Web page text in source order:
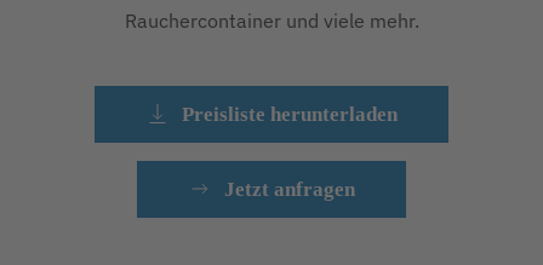
Rauchercontainer und viele mehr.
Preisliste herunterladen
Jetzt anfragen